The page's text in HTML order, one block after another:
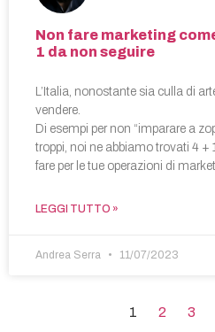
Non fare marketing
1 da non seguire
L’Italia, nonostante sia culla di
vendere.
Di esempi per non “imparare a
troppi, noi ne abbiamo trovati 4 +
fare per le tue operazioni di
LEGGI TUTTO »
Andrea Serra 11/07/2023
1 2 3